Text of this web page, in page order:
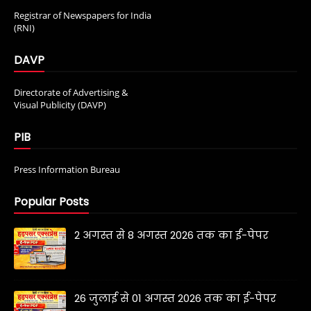
Registrar of Newspapers for India
(RNI)
DAVP
Directorate of Advertising &
Visual Publicity (DAVP)
PIB
Press Information Bureau
Popular Posts
2 अगस्त से 8 अगस्त 2026 तक का ई-पेपर
26 जुलाई से 01 अगस्त 2026 तक का ई-पेपर